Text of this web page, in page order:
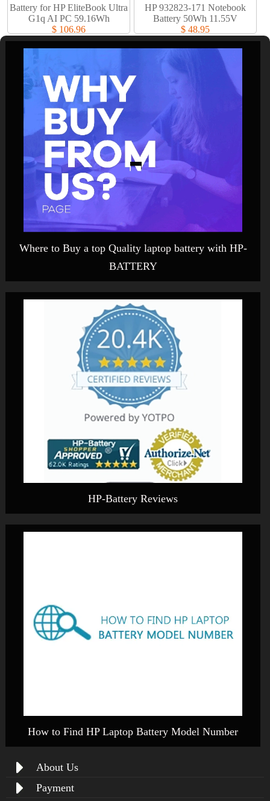
Battery for HP EliteBook Ultra
G1q AI PC 59.16Wh
$ 106.96
HP 932823-171 Notebook
Battery 50Wh 11.55V
$ 48.95
Where to Buy a top Quality laptop battery with HP-
BATTERY
HP-Battery Reviews
How to Find HP Laptop Battery Model Number
About Us
Payment